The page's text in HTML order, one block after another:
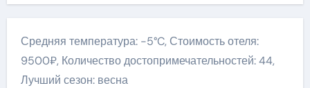
Средняя температура: -5°C, Стоимость отеля:
9500₽, Количество достопримечательностей: 44,
Лучший сезон: весна